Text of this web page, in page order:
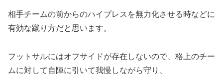
相手チームの前からのハイプレスを無力化させる時などに
有効な蹴り方だと思います。
フットサルにはオフサイドが存在しないので、格上のチー
ムに対して自陣に引いて我慢しながら守り、